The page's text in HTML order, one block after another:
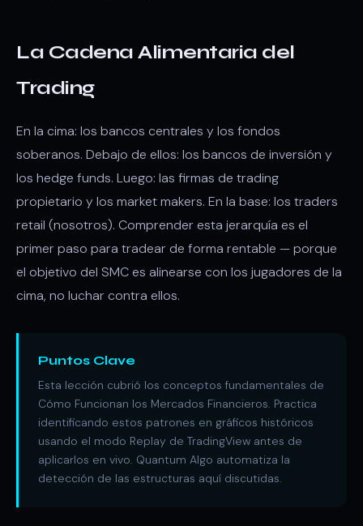
La Cadena Alimentaria del
Trading
En la cima: los bancos centrales y los fondos
soberanos. Debajo de ellos: los bancos de inversión y
los hedge funds. Luego: las firmas de trading
propietario y los market makers. En la base: los traders
retail (nosotros). Comprender esta jerarquía es el
primer paso para tradear de forma rentable — porque
el objetivo del SMC es alinearse con los jugadores de la
cima, no luchar contra ellos.
Puntos Clave
Esta lección cubrió los conceptos fundamentales de
Cómo Funcionan los Mercados Financieros. Practica
identificando estos patrones en gráficos históricos
usando el modo Replay de TradingView antes de
aplicarlos en vivo. Quantum Algo automatiza la
detección de las estructuras aquí discutidas.